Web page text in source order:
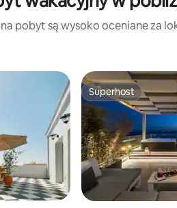
pobyt są wysoko oceniane za
Superhost
Superhost